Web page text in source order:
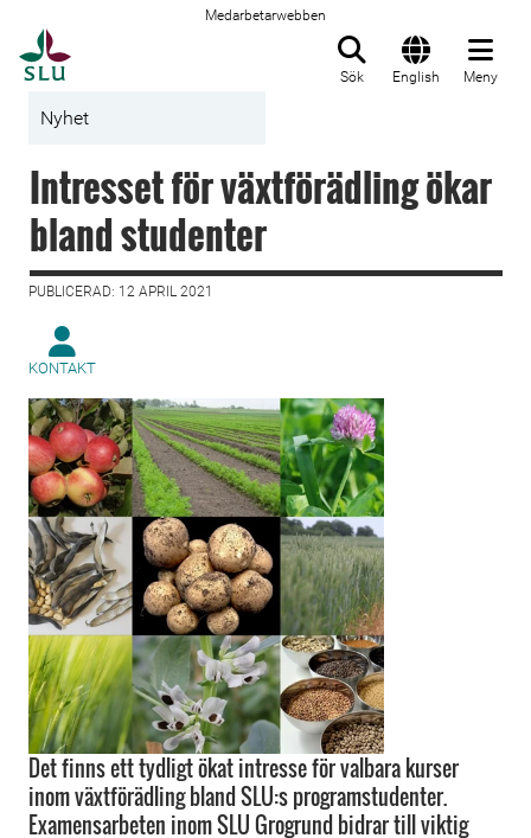
Medarbetarwebben
Sök English Meny
Nyhet
Intresset för växtförädling ökar
bland studenter
PUBLICERAD: 12 APRIL 2021
KONTAKT
Det finns ett tydligt ökat intresse för valbara kurser
inom växtförädling bland SLU:s programstudenter.
Examensarbeten inom SLU Grogrund bidrar till viktig